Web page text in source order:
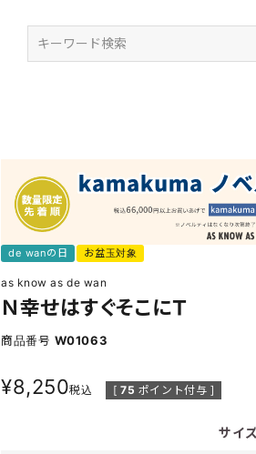
de wanの日 お盆玉対象
as know as de wan
Ｎ幸せはすぐそこにＴ
商品番号 W01063
¥8,250税込 [ 75 ポイント付与 ]
サイ